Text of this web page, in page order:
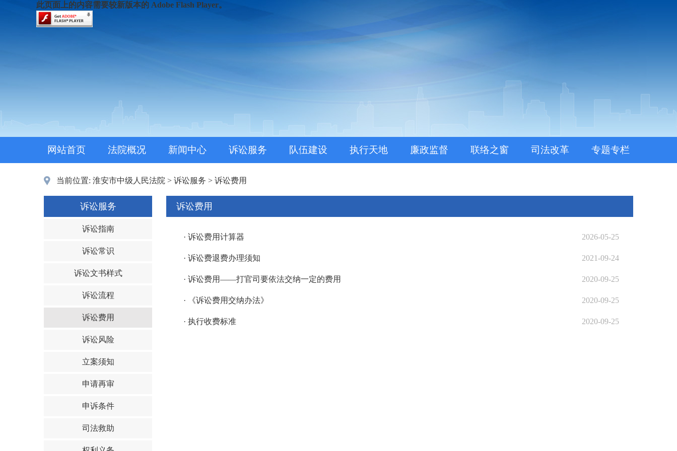
此页面上的内容需要较新版本的 Adobe Flash Player。
网站首页 法院概况 新闻中心 诉讼服务 队伍建设 执行天地 廉政监督 联络之窗 司法改革 专题专栏
当前位置: 淮安市中级人民法院 > 诉讼服务 > 诉讼费用
诉讼服务
诉讼指南
诉讼常识
诉讼文书样式
诉讼流程
诉讼费用
诉讼风险
立案须知
申请再审
申诉条件
司法救助
诉讼费用
2026-05-25
· 诉讼费用计算器
2021-09-24
· 诉讼费退费办理须知
2020-09-25
· 诉讼费用——打官司要依法交纳一定的费用
2020-09-25
· 《诉讼费用交纳办法》
2020-09-25
· 执行收费标准